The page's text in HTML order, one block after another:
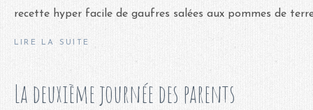
recette hyper facile de gaufres salées aux pommes de
LIRE LA SUITE
La deuxième journée des parents